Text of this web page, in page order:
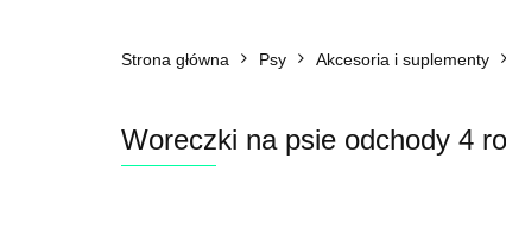
Strona główna Psy Akcesoria i suplementy
Woreczki na psie odchody 4